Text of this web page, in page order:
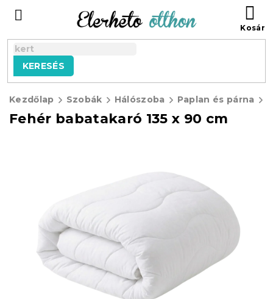
tartalomhoz
KERESÉS
Kezdőlap Szobák Hálószoba Paplan és párna
Fehér babatakaró 135 x 90 cm